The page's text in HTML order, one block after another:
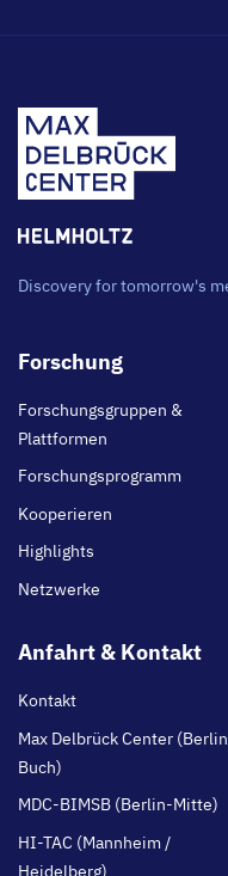
Discovery for tomorrow's
Footer
Forschung
Forschungsgruppen &
Plattformen
Forschungsprogramm
Kooperieren
Highlights
Netzwerke
Anfahrt & Kontakt
Kontakt
Max Delbrück Center
Buch)
MDC-BIMSB (Berlin-Mitte)
HI-TAC (Mannheim /
Heidelberg)